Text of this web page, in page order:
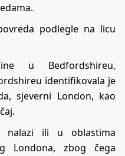
podlegle na licu
u Bedfordshireu,
identifikovala je
sjeverni London, kao
ili u oblastima
Londona, zbog čega